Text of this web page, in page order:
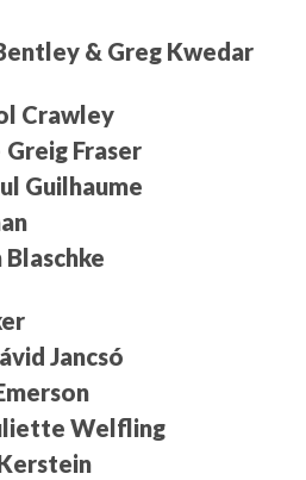
& Greg Kwedar
Crawley
Greig Fraser
Guilhaume
Blaschke
Jancsó
Welfling